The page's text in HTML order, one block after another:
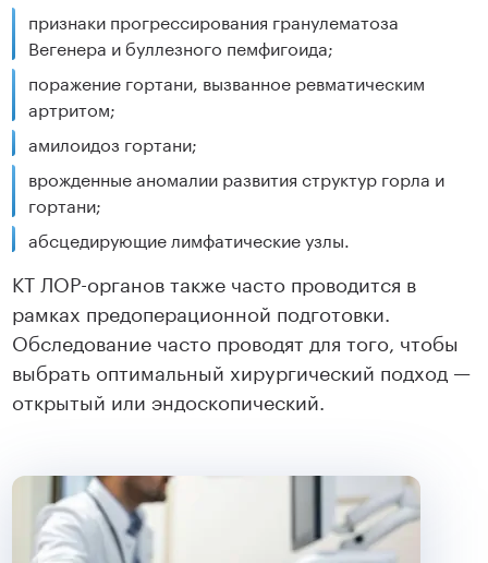
признаки прогрессирования гранулематоза
Вегенера и буллезного пемфигоида;
поражение гортани, вызванное ревматическим
артритом;
амилоидоз гортани;
врожденные аномалии развития структур горла и
гортани;
абсцедирующие лимфатические узлы.
КТ ЛОР-органов также часто проводится в
рамках предоперационной подготовки.
Обследование часто проводят для того, чтобы
выбрать оптимальный хирургический подход —
открытый или эндоскопический.